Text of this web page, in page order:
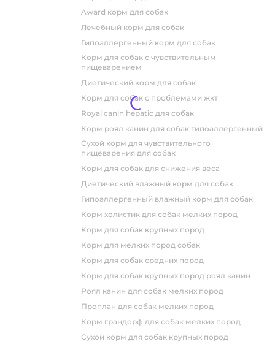
award корм для собак
лечебный корм для собак
гипоаллергенный корм для собак
корм для собак с чувствительным
пищеварением
диетический корм для собак
корм для собак с проблемами жкт
royal canin hepatic для собак
корм роял канин для собак гипоаллергенный
сухой корм для чувствительного
пищеварения для собак
корм для собак для снижения веса
диетический влажный корм для собак
гипоаллергенный влажный корм для собак
корм холистик для собак мелких пород
корм для собак крупных пород
корм для мелких пород собак
корм для собак средних пород
корм для собак крупных пород роял канин
роял канин для собак мелких пород
проплан для собак мелких пород
корм грандорф для собак мелких пород
сухой корм для собак крупных пород